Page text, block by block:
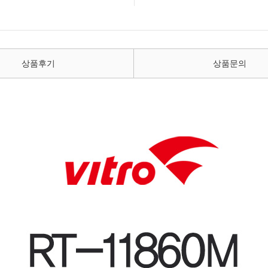
상품후기 상품문의